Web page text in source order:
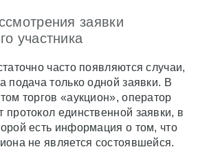
заявки
участника
часто появляются случаи,
подача только одной заявки. В
торгов «аукцион», оператор
единственной заявки, в
есть информация о том, что
не является состоявшейся.